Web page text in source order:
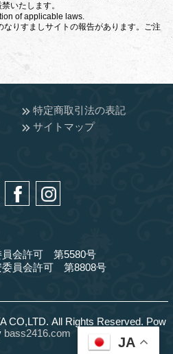
いたします。
of applicable laws.
りすましサイトの報告があります。ご注
特定商取引法の表記
サイトマップ
員会許可 第5580号
委員会許可 第8808号
CO,LTD. All Rights Reserved. Pow
bass2416.com
JA